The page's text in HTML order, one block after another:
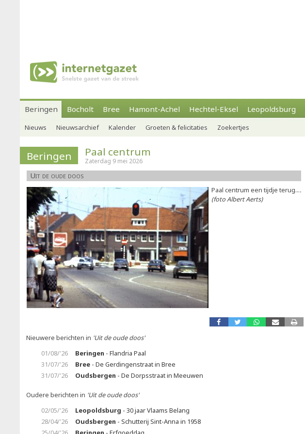
Beringen Bocholt Bree Hamont-Achel Hechtel-Eksel Leopoldsburg
Nieuws Nieuwsarchief Kalender Groeten & felicitaties Zoekertjes
Beringen Paal centrum
Zaterdag 9 mei 2026
Uit de oude doos
Paal centrum een tijdje terug....
(foto Albert Aerts)
Nieuwere berichten in 'Uit de oude doos'
01/08/'26
Beringen - Flandria Paal
31/07/'26
Bree - De Gerdingenstraat in Bree
31/07/'26
Oudsbergen - De Dorpsstraat in Meeuwen
Oudere berichten in 'Uit de oude doos'
02/05/'26
Leopoldsburg - 30 jaar Vlaams Belang
28/04/'26
Oudsbergen - Schutterij Sint-Anna in 1958